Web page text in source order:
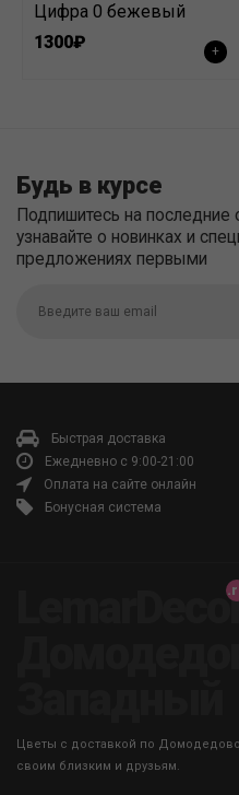
Цифра 0 бежевый
1300₽
+
Будь в курсе
Подпишитесь на последние
узнавайте о новинках и
предложениях первыми
Быстрая доставка
Ежедневно с 9:00-21:00
Оплата на сайте онлайн
Бонусная система
Цветы с доставкой по
своим близким и друзьям.